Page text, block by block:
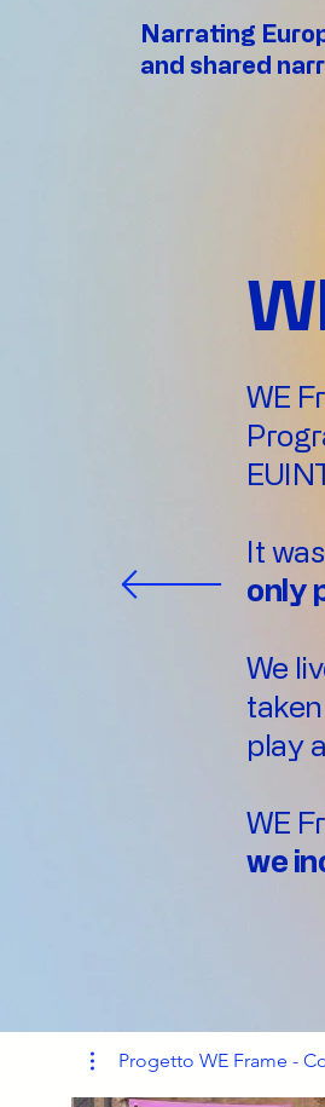
Narrating
and shared
WE
It
only
We
play
WE
we
Progetto WE Frame -